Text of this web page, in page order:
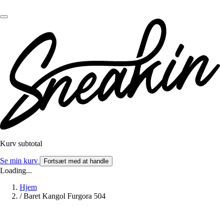
Kurv subtotal
Se min kurv Fortsæt med at handle
Loading...
Hjem
/ Baret Kangol Furgora 504